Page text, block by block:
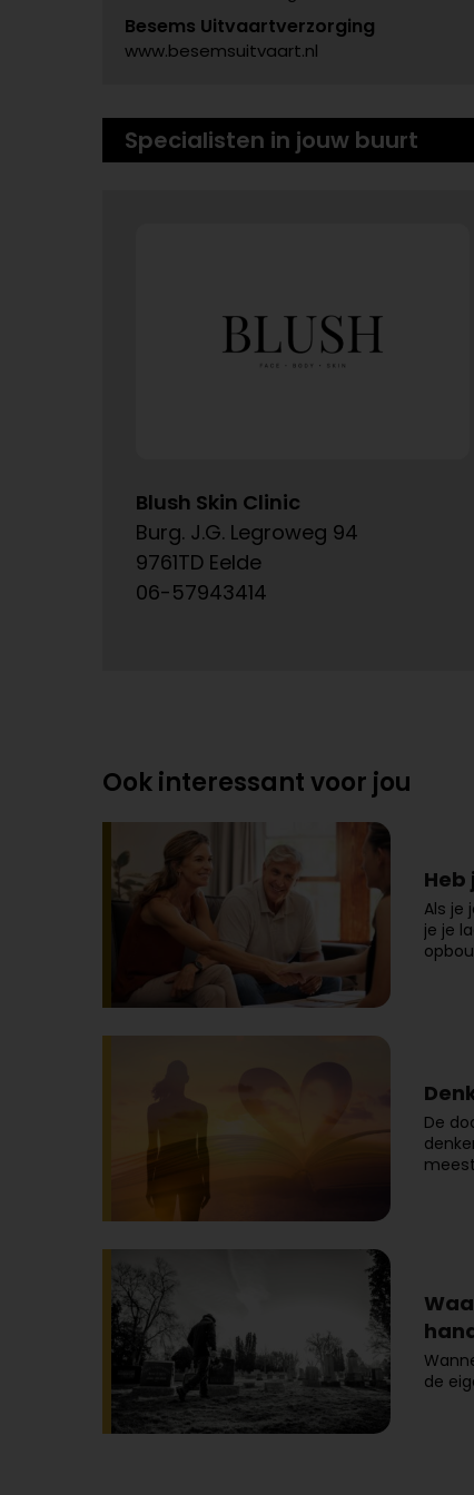
Besems Uitvaartverzorging
www.besemsuitvaart.nl
Specialisten in jouw buurt
Blush Skin Clinic
Burg. J.G. Legroweg 94
9761TD Eelde
06-57943414
Ook interessant voor jou
Heb
Als je
je je
De
de